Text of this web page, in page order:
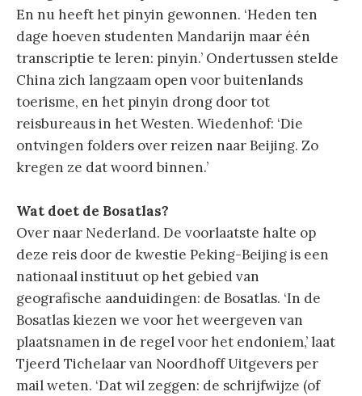
En nu heeft het pinyin gewonnen. ‘Heden ten
dage hoeven studenten Mandarijn maar één
transcriptie te leren: pinyin.’ Ondertussen stelde
China zich langzaam open voor buitenlands
toerisme, en het pinyin drong door tot
reisbureaus in het Westen. Wiedenhof: ‘Die
ontvingen folders over reizen naar Beijing. Zo
kregen ze dat woord binnen.’
Wat doet de Bosatlas?
Over naar Nederland. De voorlaatste halte op
deze reis door de kwestie Peking-Beijing is een
nationaal instituut op het gebied van
geografische aanduidingen: de Bosatlas. ‘In de
Bosatlas kiezen we voor het weergeven van
plaatsnamen in de regel voor het endoniem,’ laat
Tjeerd Tichelaar van Noordhoff Uitgevers per
mail weten. ‘Dat wil zeggen: de schrijfwijze (of